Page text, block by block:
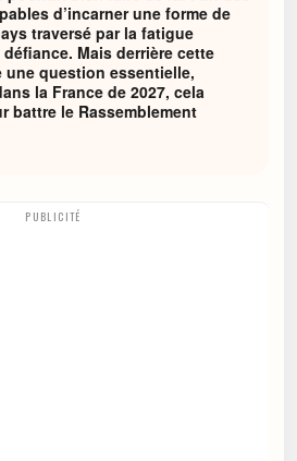
d’incarner une forme de
traversé par la fatigue
Mais derrière cette
une question essentielle,
la France de 2027, cela
battre le Rassemblement
PUBLICITÉ